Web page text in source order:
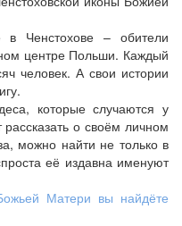
Ченстохове – обители
центре Польши. Каждый
человек. А свои истории
которые случаются у
о своём личном
можно найти не только в
её издавна именуют
Матери вы найдёте